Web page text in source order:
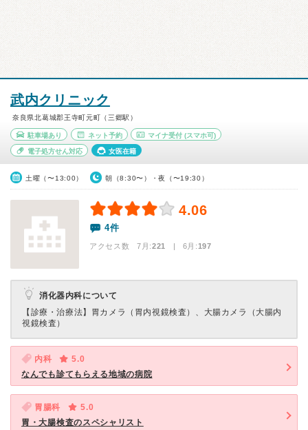
武内クリニック
奈良県北葛城郡王寺町元町（三郷駅）
駐車場あり ネット予約 マイナ受付 (スマホ可)
電子処方せん対応 女医在籍
土曜（〜13:00） 朝（8:30〜）・夜（〜19:30）
4.06
4件
アクセス数 7月:221 | 6月:197
消化器内科について
【診療・治療法】 胃カメラ（胃内視鏡検査）、大腸カメラ（大腸内
視鏡検査）
内科
5.0
なんでも診てもらえる地域の病院
胃腸科
5.0
胃・大腸検査のスペシャリスト